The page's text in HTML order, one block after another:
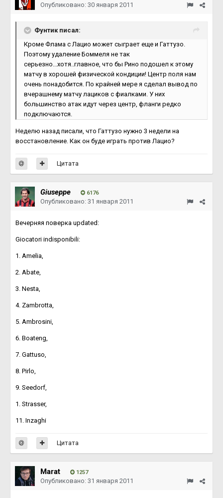
Опубликовано: 30 января 2011
Фунтик писал:
Кроме Флама с Лацио может сыграет еще и Гаттузо.
Поэтому удаление Боммеля не так
серьезно...хотя..главное, что бы Рино подошел к этому
матчу в хорошей физической кондиции! Центр поля нам
очень понадобится. По крайней мере я сделал вывод по
вчерашнему матчу лациков с фиалками. У них
большинство атак идут через центр, фланги редко
подключаются.
Неделю назад писали, что Гаттузо нужно 3 недели на
восстановление. Как он буде играть против Лацио?
Цитата
Giuseppe 6176
Опубликовано: 31 января 2011
Вечерняя поверка updated:
Giocatori indisponibili:
1. Amelia,
2. Abate,
3. Nesta,
4. Zambrotta,
5. Ambrosini,
6. Boateng,
7. Gattuso,
8. Pirlo,
9. Seedorf,
1. Strasser,
11. Inzaghi
Цитата
Marat 1257
Опубликовано: 31 января 2011